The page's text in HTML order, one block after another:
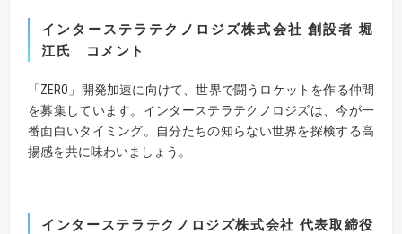
インターステラテクノロジズ株式会社 創設者 堀
江氏 コメント
「ZERO」開発加速に向けて、世界で闘うロケットを作る仲間
を募集しています。インターステラテクノロジズは、今が一
番面白いタイミング。自分たちの知らない世界を探検する高
揚感を共に味わいましょう。
インターステラテクノロジズ株式会社 代表取締役